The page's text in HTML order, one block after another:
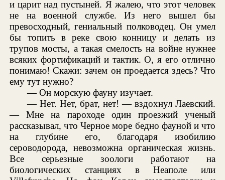
и царит над пустыней. Я жалею, что этот человек
не на военной службе. Из него вышел бы
превосходный, гениальный полководец. Он умел
бы топить в реке свою конницу и делать из
трупов мосты, а такая смелость на войне нужнее
всяких фортификаций и тактик. О, я его отлично
понимаю! Скажи: зачем он проедается здесь? Что
ему тут нужно?
— Он морскую фауну изучает.
— Нет. Нет, брат, нет! — вздохнул Лаевский.
— Мне на пароходе один проезжий ученый
рассказывал, что Черное море бедно фауной и что
на глубине его, благодаря изобилию
сероводорода, невозможна органическая жизнь.
Все серьезные зоологи работают на
биологических станциях в Неаполе или